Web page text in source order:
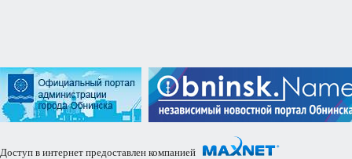
Доступ в интернет предоставлен компанией